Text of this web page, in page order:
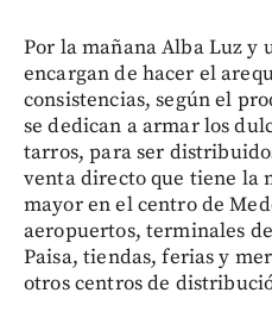
Por la mañana Alba Luz y
encargan de hacer el
consistencias, según el
se dedican a armar los
tarros, para ser
venta directo que tiene la
mayor en el centro de
aeropuertos, terminales
Paisa, tiendas, ferias y
otros centros de